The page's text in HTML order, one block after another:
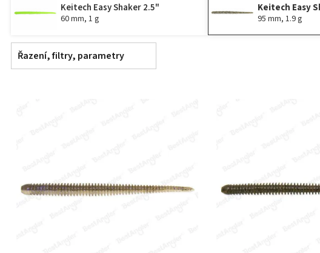
Keitech Easy Shaker 2.5"
60 mm, 1 g
Keitech Easy
95 mm, 1.9 g
Řazení, filtry, parametry